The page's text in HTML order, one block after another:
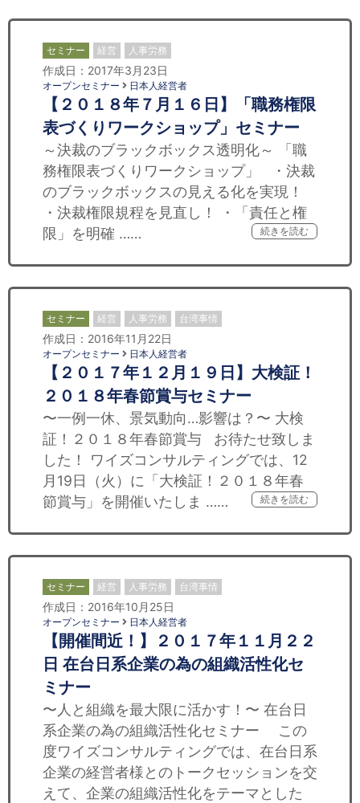
セミナー 経営 人事労務
作成日：2017年3月23日
オープンセミナー 日本人経営者
【２０１８年７月１６日】「職務権限
表づくりワークショップ」セミナー
～決裁のブラックボックス透明化～ 「職
務権限表づくりワークショップ」 ・決裁
のブラックボックスの見える化を実現！
・決裁権限規程を見直し！ ・「責任と権
限」を明確 ……
続きを読む
セミナー 経営 人事労務 台湾事情
作成日：2016年11月22日
オープンセミナー 日本人経営者
【２０１７年１２月１９日】大検証！
２０１８年春節賞与セミナー
〜一例一休、景気動向…影響は？〜 大検
証！２０１８年春節賞与 お待たせ致しま
した！ ワイズコンサルティングでは、12
月19日（火）に「大検証！２０１８年春
節賞与」を開催いたしま ……
続きを読む
セミナー 経営 人事労務 台湾事情
作成日：2016年10月25日
オープンセミナー 日本人経営者
【開催間近！】２０１７年１１月２２
日 在台日系企業の為の組織活性化セ
ミナー
〜人と組織を最大限に活かす！〜 在台日
系企業の為の組織活性化セミナー この
度ワイズコンサルティングでは、在台日系
企業の経営者様とのトークセッションを交
えて、企業の組織活性化をテーマとした